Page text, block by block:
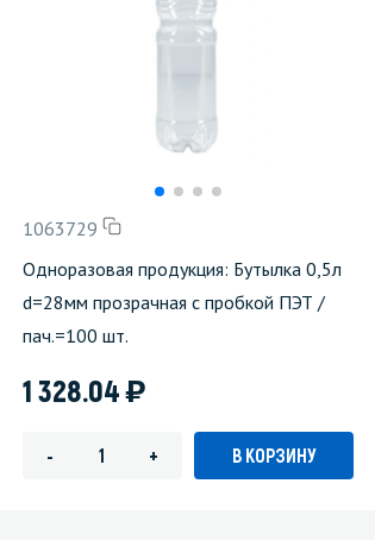
1063729
Одноразовая продукция: Бутылка 0,5л
d=28мм прозрачная с пробкой ПЭТ /
пач.=100 шт.
1 328.04)
- + В КОРЗИНУ